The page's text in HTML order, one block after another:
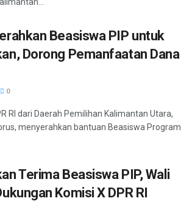
Beasiswa PIP untuk
Dorong Pemanfaatan Dana
0
RI dari Daerah Pemilihan Kalimantan Utara,
menyerahkan bantuan Beasiswa Program
Terima Beasiswa PIP, Wali
Komisi X DPR RI